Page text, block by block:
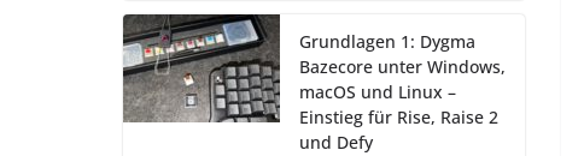
Grundlagen 1: Dygma
Bazecore unter Windows,
macOS und Linux –
Einstieg für Rise, Raise 2
und Defy